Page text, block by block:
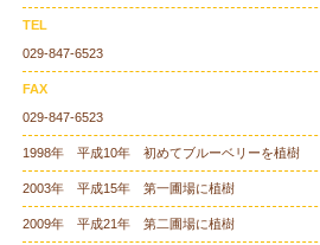
TEL
029-847-6523
FAX
029-847-6523
1998年 平成10年 初めてブルーベリーを植樹
2003年 平成15年 第一圃場に植樹
2009年 平成21年 第二圃場に植樹